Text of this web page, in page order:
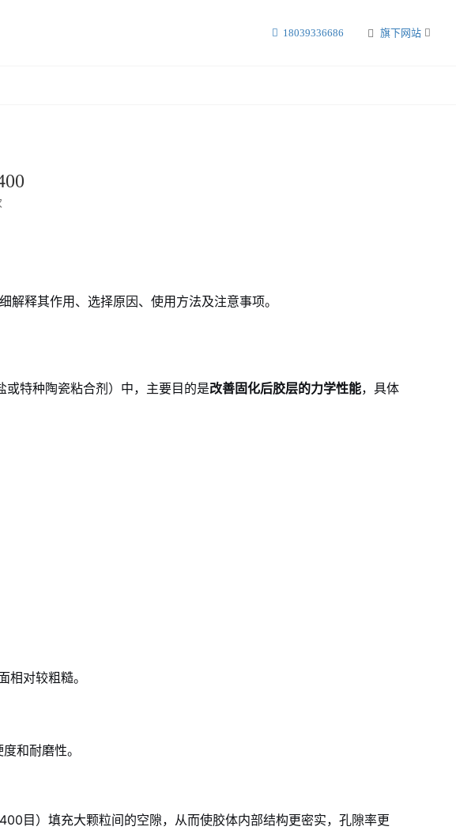
旗下网站
18039336686
释其作用、选择原因、使用方法及注意事项。
或特种陶瓷粘合剂）中，主要目的是改善固化后胶层的力学性能，具体
对较粗糙。
和耐磨性。
目）填充大颗粒间的空隙，从而使胶体内部结构更密实，孔隙率更